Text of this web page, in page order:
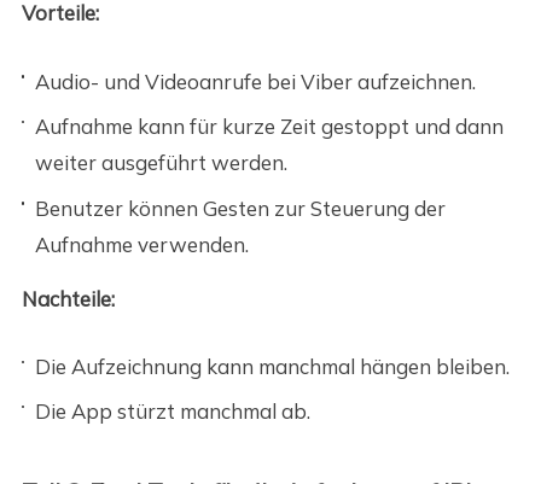
Vorteile:
Audio- und Videoanrufe bei Viber aufzeichnen.
Aufnahme kann für kurze Zeit gestoppt und dann
weiter ausgeführt werden.
Benutzer können Gesten zur Steuerung der
Aufnahme verwenden.
Nachteile:
Die Aufzeichnung kann manchmal hängen bleiben.
Die App stürzt manchmal ab.